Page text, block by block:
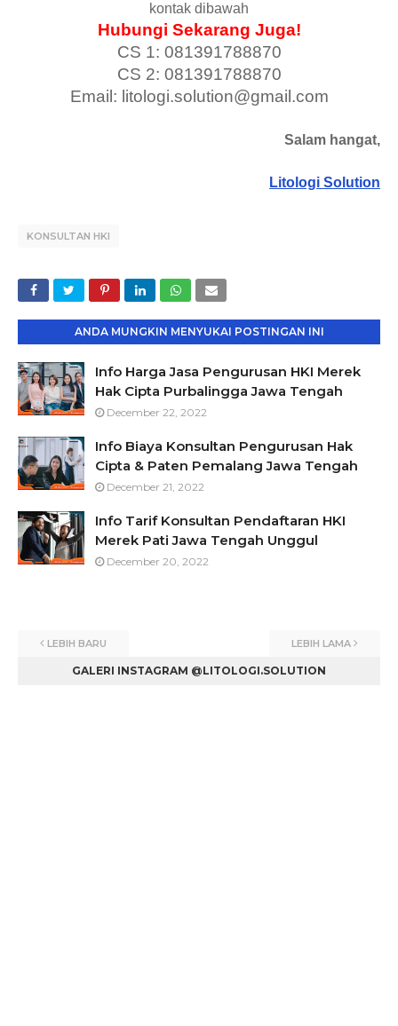
kontak dibawah
Hubungi Sekarang Juga!
CS 1: 081391788870
CS 2: 081391788870
Email: litologi.solution@gmail.com
Salam hangat,
Litologi Solution
KONSULTAN HKI
ANDA MUNGKIN MENYUKAI POSTINGAN INI
Info Harga Jasa Pengurusan HKI Merek
Hak Cipta Purbalingga Jawa Tengah
December 22, 2022
Info Biaya Konsultan Pengurusan Hak
Cipta & Paten Pemalang Jawa Tengah
December 21, 2022
Info Tarif Konsultan Pendaftaran HKI
Merek Pati Jawa Tengah Unggul
December 20, 2022
LEBIH BARU LEBIH LAMA
GALERI INSTAGRAM @LITOLOGI.SOLUTION